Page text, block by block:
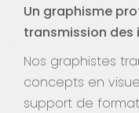
Un graphisme
transmission
Nos graphistes
concepts en
support de